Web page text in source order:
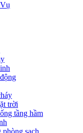
trời
tầng hầm
sạch